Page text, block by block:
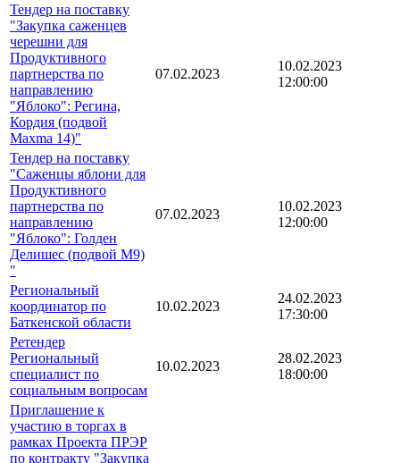
Тендер на поставку
"Закупка саженцев
черешни для
Продуктивного
партнерства по
направлению
"Яблоко": Регина,
Кордия (подвой
Maxma 14)"
07.02.2023
10.02.2023
12:00:00
Тендер на поставку
"Саженцы яблони для
Продуктивного
партнерства по
направлению
"Яблоко": Голден
Делишес (подвой М9)
"
07.02.2023
10.02.2023
12:00:00
Региональный
координатор по
Баткенской области
10.02.2023
24.02.2023
17:30:00
Ретендер
Региональный
специалист по
социальным вопросам
10.02.2023
28.02.2023
18:00:00
Приглашение к
участию в торгах в
рамках Проекта ПРЭР
по контракту "Закупка